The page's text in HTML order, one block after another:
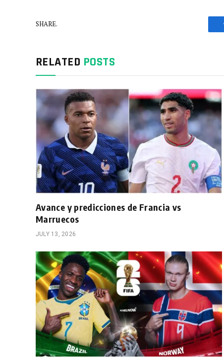
SHARE.
RELATED POSTS
Avance y predicciones de Francia vs
Marruecos
JULY 13, 2026